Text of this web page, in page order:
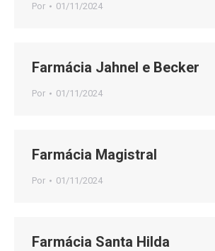
Por 01/11/2024
Farmácia Jahnel e Becker
Por 01/11/2024
Farmácia Magistral
Por 01/11/2024
Farmácia Santa Hilda